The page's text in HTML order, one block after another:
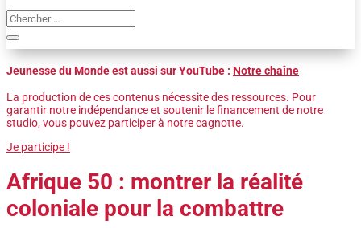
Jeunesse du Monde est aussi sur YouTube : Notre chaîne
La production de ces contenus nécessite des ressources. Pour
garantir notre indépendance et soutenir le financement de notre
studio, vous pouvez participer à notre cagnotte.
Je participe !
Afrique 50 : montrer la réalité
coloniale pour la combattre